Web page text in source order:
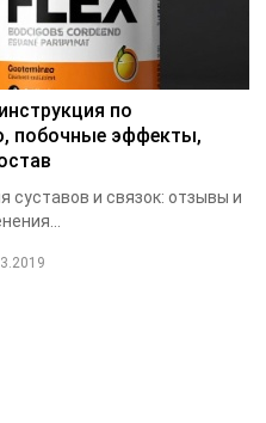
по
побочные эффекты,
суставов и связок: отзывы и